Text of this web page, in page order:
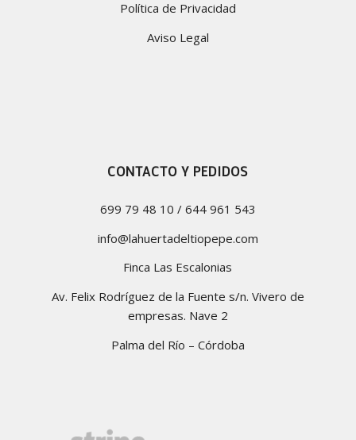
Política de Privacidad
Aviso Legal
CONTACTO Y PEDIDOS
699 79 48 10 / 644 961 543
info@lahuertadeltiopepe.com
Finca Las Escalonias
Av. Felix Rodríguez de la Fuente s/n. Vivero de
empresas. Nave 2
Palma del Río – Córdoba